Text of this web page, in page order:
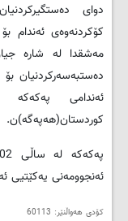
دوای
كۆكردنه‌وه‌ی ئه‌ندام
مه‌شقدا له‌ شاره‌
ده‌ستبه‌سه‌ركردنیان
ئه‌ندامی
کوردستان(هه‌په‌گه)‌ن.
ئەنجوومەنی یه‌كێتیی
کۆدی هەواڵنێر: 60113